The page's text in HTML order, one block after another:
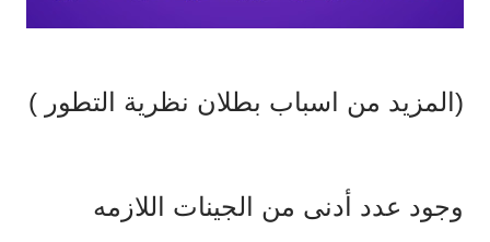
(المزيد من اسباب بطلان نظرية التطور )
وجود عدد أدنى من الجينات اللازمه